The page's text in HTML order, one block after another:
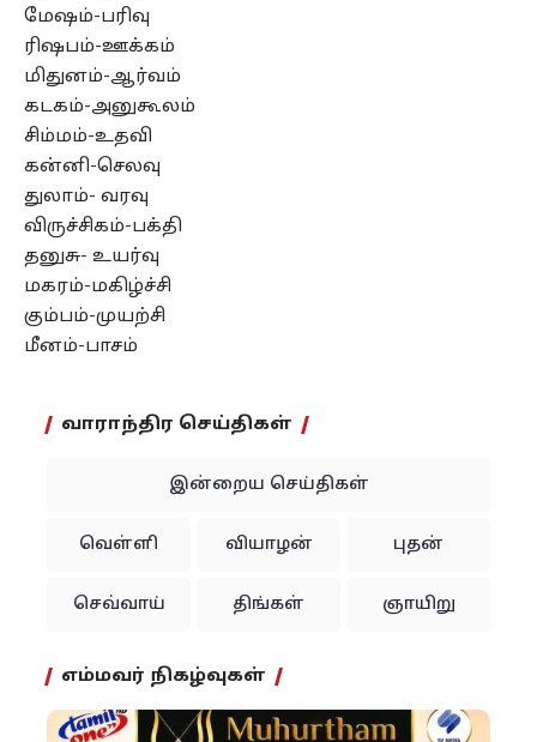
மேஷம்-பரிவு
ரிஷபம்-ஊக்கம்
மிதுனம்-ஆர்வம்
கடகம்-அனுகூலம்
சிம்மம்-உதவி
கன்னி-செலவு
துலாம்- வரவு
விருச்சிகம்-பக்தி
தனுசு- உயர்வு
மகரம்-மகிழ்ச்சி
கும்பம்-முயற்சி
மீனம்-பாசம்
வாராந்திர செய்திகள்
இன்றைய செய்திகள்
வெள்ளி வியாழன் புதன்
செவ்வாய் திங்கள் ஞாயிறு
எம்மவர் நிகழ்வுகள்